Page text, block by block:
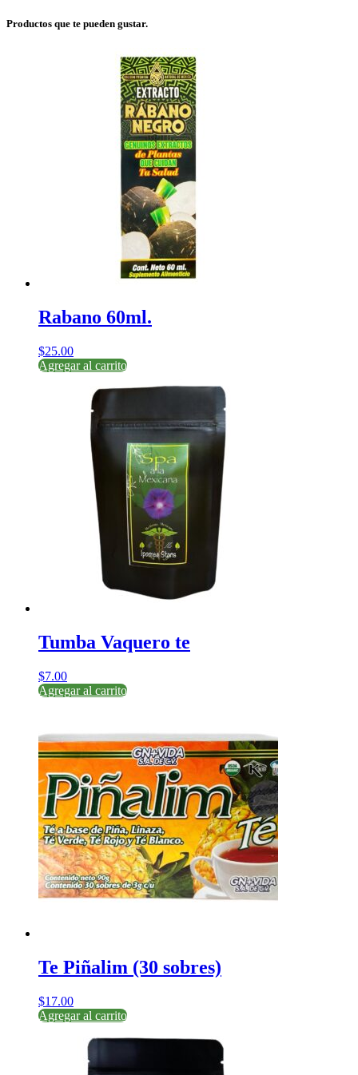
Productos que te pueden gustar.
Rabano 60ml.
$25.00
Agregar al carrito
Tumba Vaquero te
$7.00
Agregar al carrito
Te Piñalim (30 sobres)
$17.00
Agregar al carrito